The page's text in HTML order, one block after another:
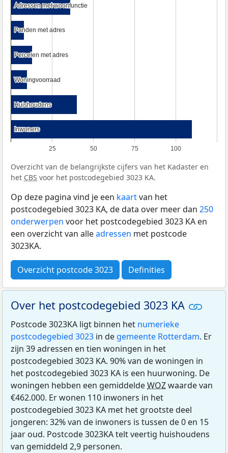
25 50 75 100
Adressen met woonfunctie
Adressen met woonfunctie
Panden met adres
Panden met adres
Percelen met adres
Percelen met adres
Woningvoorraad
Woningvoorraad
Huishoudens
Huishoudens
Inwoners
Inwoners
Overzicht van de belangrijkste cijfers van het Kadaster en
het CBS voor het postcodegebied 3023 KA.
Op deze pagina vind je een kaartvan het
postcodegebied 3023 KA, de data over meer dan 250
onderwerpen voor het postcodegebied 3023 KA en
een overzicht van alleadressen met postcode
3023KA.
Overzicht postcode 3023 Definities
Over het postcodegebied 3023 KA
Postcode 3023KA ligt binnen het numerieke
postcodegebied 3023 in de gemeente Rotterdam. Er
zijn 39 adressen en tien woningen in het
postcodegebied 3023 KA. 90% van de woningen in
het postcodegebied 3023 KA is een huurwoning. De
woningen hebben een gemiddeldeWOZwaarde van
€462.000. Er wonen 110 inwoners in het
postcodegebied 3023 KA met het grootste deel
jongeren: 32% van de inwoners is tussen de 0 en 15
jaar oud. Postcode 3023KA telt veertig huishoudens
van gemiddeld 2,9 personen.